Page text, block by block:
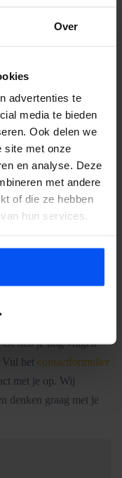
Over
advertenties te
media te bieden
Ook delen we
site met onze
en analyse. Deze
met andere
of die ze hebben
hun services.
heb je nog vragen
Vul het contactformulier
met je op. Wij
denken graag met je